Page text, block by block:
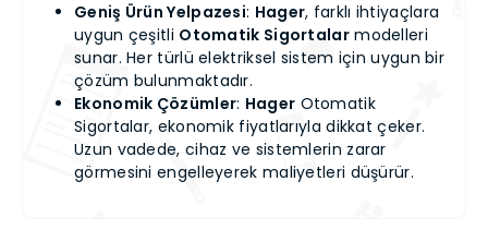
Geniş Ürün Yelpazesi: Hager, farklı ihtiyaçlara
uygun çeşitli Otomatik Sigortalarmodelleri
sunar. Her türlü elektriksel sistem için uygun bir
çözüm bulunmaktadır.
Ekonomik Çözümler: Hager Otomatik
Sigortalar, ekonomik fiyatlarıyla dikkat çeker.
Uzun vadede, cihaz ve sistemlerin zarar
görmesini engelleyerek maliyetleri düşürür.